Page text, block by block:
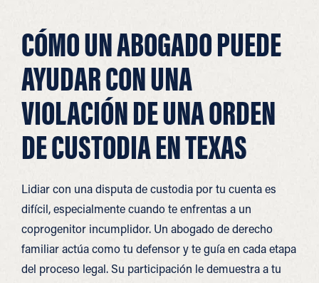
CÓMO UN ABOGADO PUEDE
AYUDAR CON UNA
VIOLACIÓN DE UNA ORDEN
DE CUSTODIA EN TEXAS
Lidiar con una disputa de custodia por tu cuenta es
difícil, especialmente cuando te enfrentas a un
coprogenitor incumplidor. Un abogado de derecho
familiar actúa como tu defensor y te guía en cada etapa
del proceso legal. Su participación le demuestra a tu